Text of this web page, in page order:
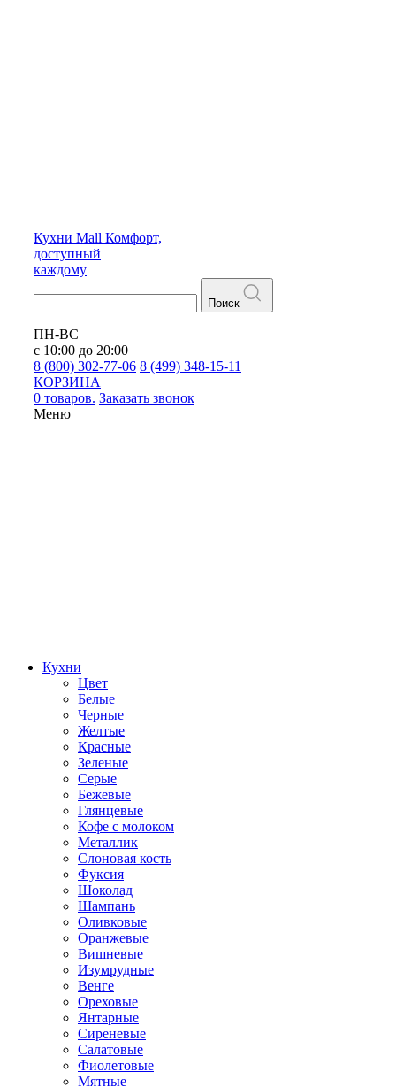
Кухни Mall Комфорт,
доступный
каждому
Поиск
ПН-ВС
с 10:00 до 20:00
8 (800) 302-77-06 8 (499) 348-15-11
КОРЗИНА
0 товаров. Заказать звонок
Меню
Кухни
Цвет
Белые
Черные
Желтые
Красные
Зеленые
Серые
Бежевые
Глянцевые
Кофе с молоком
Металлик
Слоновая кость
Фуксия
Шоколад
Шампань
Оливковые
Оранжевые
Вишневые
Изумрудные
Венге
Ореховые
Янтарные
Сиреневые
Салатовые
Фиолетовые
Мятные